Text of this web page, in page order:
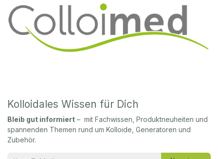
Kolloidales Wissen für Dich
Bleib gut informiert – mit Fachwissen, Produktneuheiten und
spannenden Themen rund um Kolloide, Generatoren und
Zubehör.